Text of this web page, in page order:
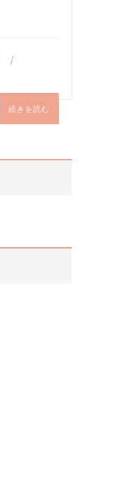
続きを読む